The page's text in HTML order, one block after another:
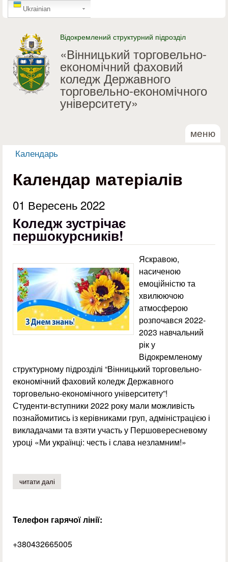
Перейти до основного
GTranslate
Ukrainian
Відокремлений структурний підрозділ
«Вінницький торговельно-
економічний фаховий
коледж Державного
торговельно-економічного
університету»
меню
Ви є тут
Календарь
Календар матеріалів
01 Вересень 2022
Коледж зустрічає
першокурсників!
Яскравою,
насиченою
емоційністю та
хвилюючою
атмосферою
розпочався 2022-
2023 навчальний
рік у
Відокремленому
структурному підрозділі “Вінницький торговельно-
економічний фаховий коледж Державного
торговельно-економічного університету”!
Студенти-вступники 2022 року мали можливість
познайомитись із керівниками груп, адміністрацією і
викладачами та взяти участь у Першовересневому
уроці «Ми українці: честь і слава незламним!»
читати далі
Телефон гарячої лінії:
+380432665005